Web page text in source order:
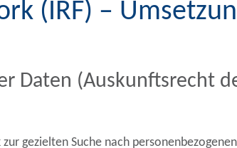
(IRF) –
Daten (Auskunftsrecht
gezielten Suche nach